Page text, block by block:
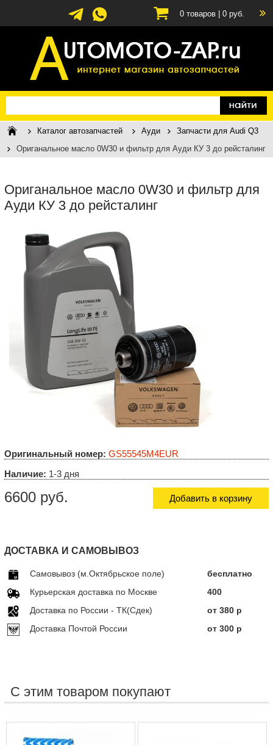
0 товаров | 0 руб.
Каталог автозапчастей Ауди
Запчасти для Audi Q3
Ориганальное масло 0W30 и фильтр для Ауди КУ 3 до рейсталинг
Ориганальное масло 0W30 и фильтр для
Ауди КУ 3 до рейсталинг
Оригинальный номер: GS55545M4EUR
Наличие: 1-3 дня
6600 руб. Добавить в корзину
ДОСТАВКА И САМОВЫВОЗ
Самовывоз (м.Октябрьское поле)
бесплатно
Курьерская доставка по Москве
400
Доставка по Росcии - ТК(Сдек)
от 380 р
Доставка Почтой России
от 300 р
С этим товаром покупают